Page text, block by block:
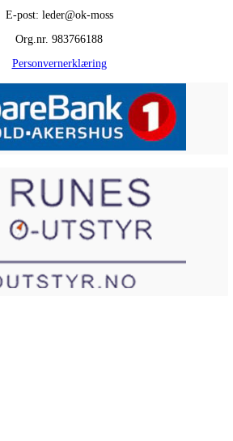
E-post: leder@ok-moss
Org.nr. 983766188
Personvernerklæring